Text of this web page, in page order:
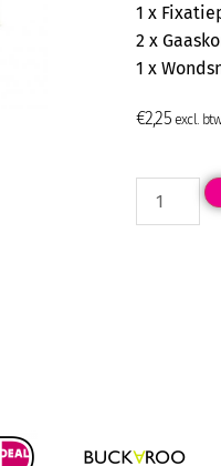
1 x
2 x
1 x
€2,25 excl.